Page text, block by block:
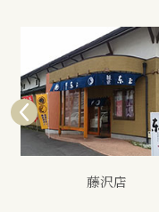
全国お取り扱い店舗